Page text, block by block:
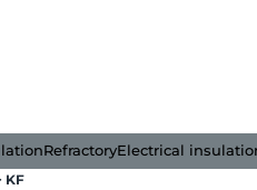
RefractoryElectrical
KF